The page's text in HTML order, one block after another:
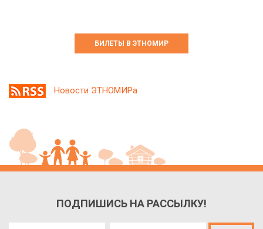
БИЛЕТЫ В ЭТНОМИР
Новости ЭТНОМИРа
ПОДПИШИСЬ НА РАССЫЛКУ!